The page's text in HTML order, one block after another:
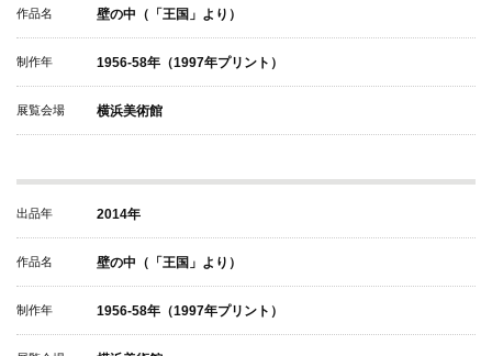
作品名 壁の中（「王国」より）
制作年 1956-58年（1997年プリント）
展覧会場 横浜美術館
出品年 2014年
作品名 壁の中（「王国」より）
制作年 1956-58年（1997年プリント）